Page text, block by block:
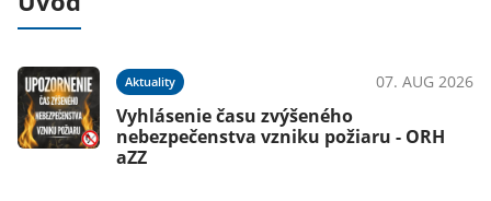
Aktuality 07. AUG 2026
Vyhlásenie času zvýšeného
nebezpečenstva vzniku požiaru - ORH
aZZ